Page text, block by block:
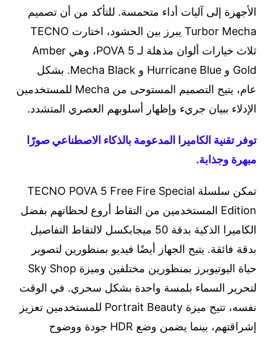
الأجهزة إلى آليات أداء متحمسة. للتأكد من أن تصميم
Turbor Mecha يبرز بين الحشود، اختارت TECNO
ثلاث خيارات ألوان مذهلة لـ POVA 5، وهي Amber
Gold و Hurricane Blue و Mecha Black. بشكل
عام، يتيح التصميم المستوحى من Mecha للمستخدمين
الإدلاء ببيان جريء وإظهار أسلوبهم العصري المتشدد.
توفر تقنية الكاميرا المدعومة بالذكاء الاصطناعي صورًا
مبهرة وجذابة.
تمكن سلسلة TECNO POVA 5 Free Fire Special
Edition المستخدمين من التقاط أروع لحظاتهم بفضل
الكاميرا الذكية بدقة 50 ميجابكسل لالتقاط التفاصيل
بدقة فائقة. يتيح الجهاز أيضًا فيديو بمنظورين لتصوير
حياة اليوتيوبرز بمنظورين مختلفين وميزة Sky Shop
لتحرير السماء بلمسة واحدة بشكل سحري. في الوقت
نفسه، تتيح ميزة Portrait Beauty للمستخدمين تعزيز
إشراقتهم، بينما يضمن وضع HDR جودة ووضوح